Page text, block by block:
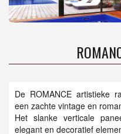
De ROMANCE artistieke
een zachte vintage en
Het slanke verticale
elegant en decoratief